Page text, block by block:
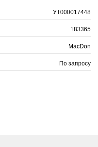
УТ000017448
183365
MacDon
По запросу